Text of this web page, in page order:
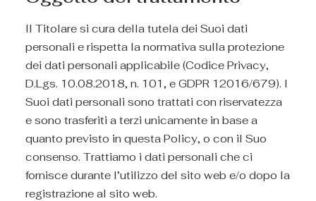
Il Titolare si cura della tutela dei Suoi dati
personali e rispetta la normativa sulla protezione
dei dati personali applicabile (Codice Privacy,
D.Lgs. 10.08.2018, n. 101, e GDPR 12016/679). I
Suoi dati personali sono trattati con riservatezza
e sono trasferiti a terzi unicamente in base a
quanto previsto in questa Policy, o con il Suo
consenso. Trattiamo i dati personali che ci
fornisce durante l’utilizzo del sito web e/o dopo la
registrazione al sito web.